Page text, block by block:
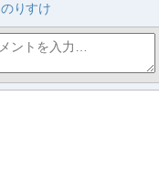
のりすけ